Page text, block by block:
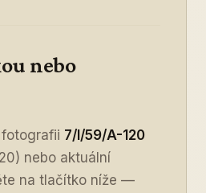
nebo
7/I/59/A-120
nebo aktuální
na tlačítko níže —